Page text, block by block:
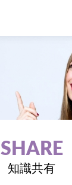
SHARE
知識共有